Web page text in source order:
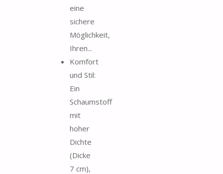
eine
sichere
Möglichkeit,
Ihren...
Komfort
und Stil:
Ein
Schaumstoff
mit
hoher
Dichte
(Dicke
7 cm),